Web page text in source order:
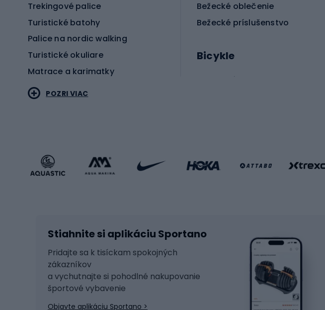
Trekingové palice
Turistické batohy
Palice na nordic walking
Turistické okuliare
Matrace a karimatky
Príslušenstvo v športovom štýle
Beh na lyžiach
Skitouring
Korčule
Snowboard
Bežecké oblečenie
Bežecké príslušenstvo
Bicykle
Elektrické bicykle
Bicykle pre deti
Tašky na bicykel
Svetlá na bicykli
Sedadlá pre bicykle
Zámky na bicykle
Batohy na bicykel
POZRI VIAC
Stiahnite si aplikáciu Sportano
Pridajte sa k tisíckam spokojných
zákazníkov
a vychutnajte si pohodlné nakupovanie
športové vybavenie
Objavte aplikáciu Sportano >